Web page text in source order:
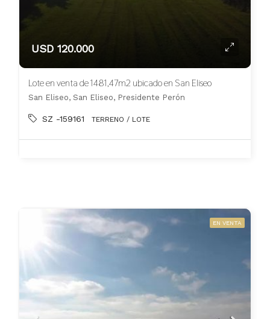
USD 120.000
Lote en venta de 1481,47m2 ubicado en San Eliseo
San Eliseo, San Eliseo, Presidente Perón
SZ -159161 TERRENO / LOTE
EN VENTA